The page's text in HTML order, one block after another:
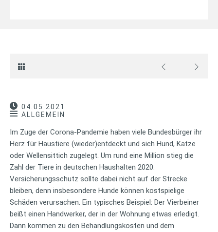
04.05.2021
ALLGEMEIN
Im Zuge der Corona-Pandemie haben viele Bundesbürger ihr
Herz für Haustiere (wieder)entdeckt und sich Hund, Katze
oder Wellensittich zugelegt. Um rund eine Million stieg die
Zahl der Tiere in deutschen Haushalten 2020.
Versicherungsschutz sollte dabei nicht auf der Strecke
bleiben, denn insbesondere Hunde können kostspielige
Schäden verursachen. Ein typisches Beispiel: Der Vierbeiner
beißt einen Handwerker, der in der Wohnung etwas erledigt.
Dann kommen zu den Behandlungskosten und dem